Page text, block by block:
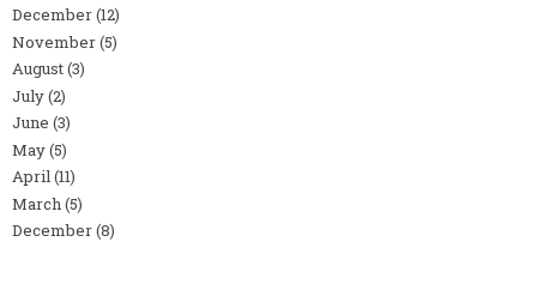
December(12)
November(5)
August(3)
July(2)
June (3)
May(5)
April(11)
March(5)
December(8)